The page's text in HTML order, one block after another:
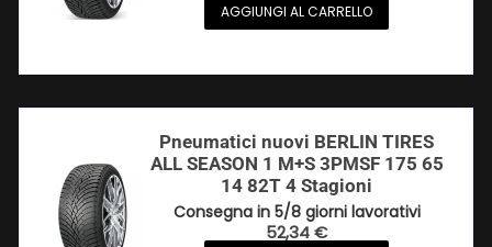
AGGIUNGI AL CARRELLO
Pneumatici nuovi BERLIN TIRES
ALL SEASON 1 M+S 3PMSF 175 65
14 82T 4 Stagioni
Consegna in 5/8 giorni lavorativi
52,34€